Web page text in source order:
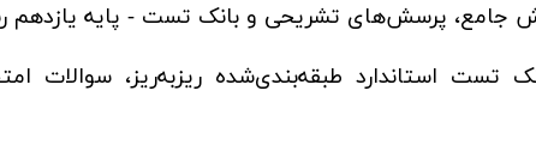
جامع، پرسش‌های تشریحی و بانک تست - پایه یازدهم
تست استاندارد طبقه‌بندی‌شده ریزبه‌ریز، سوالات